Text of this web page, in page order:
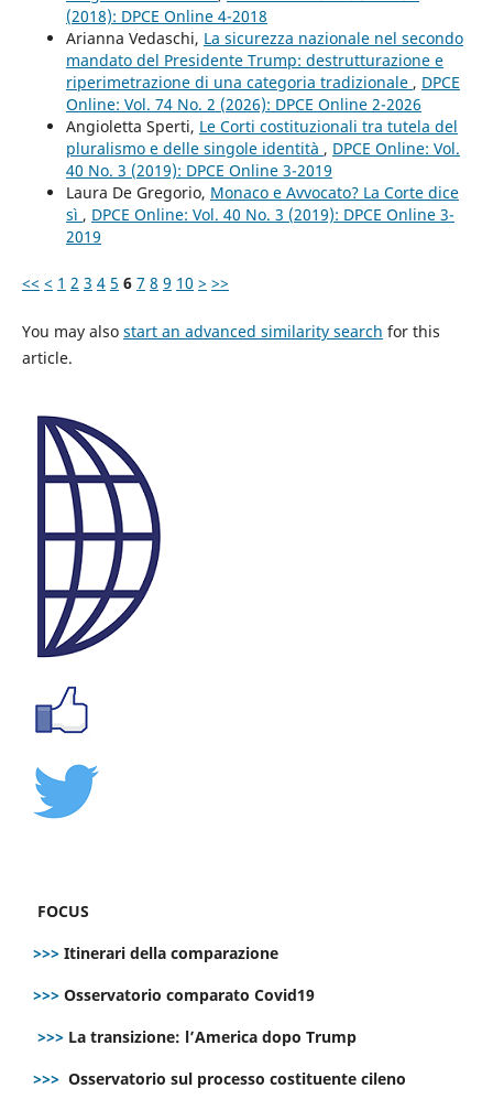
(2018): DPCE Online 4-2018
Arianna Vedaschi, La sicurezza nazionale nel secondo
mandato del Presidente Trump: destrutturazione e
riperimetrazione di una categoria tradizionale , DPCE
Online: Vol. 74 No. 2 (2026): DPCE Online 2-2026
Angioletta Sperti, Le Corti costituzionali tra tutela del
pluralismo e delle singole identità , DPCE Online: Vol.
40 No. 3 (2019): DPCE Online 3-2019
Laura De Gregorio, Monaco e Avvocato? La Corte dice
sì , DPCE Online: Vol. 40 No. 3 (2019): DPCE Online 3-
2019
<< < 1 2 3 4 5 6 7 8 9 10 > >>
You may also start an advanced similarity search for this
article.
FOCUS
>>> Itinerari della comparazione
>>> Osservatorio comparato Covid19
>>> La transizione: l’America dopo Trump
>>> Osservatorio sul processo costituente cileno